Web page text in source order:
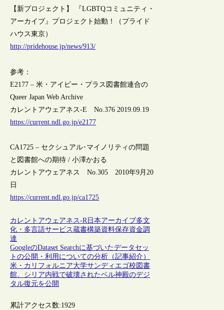
【新プロジェクト】 『LGBTQコミュニティ・
アーカイブ』プロジェクト始動！（プライド
ハウス東京）
http://pridehouse.jp/news/913/
参考：
E2177 – 米・アイビー・プラス図書館連合の
Queer Japan Web Archive
カレントアウェアネス-E No.376 2019.09.19
https://current.ndl.go.jp/e2177
CA1725 – セクシュアル･マイノリティの問題
と図書館への期待 / 小澤かおる
カレントアウェアネス No.305 2010年9月20
日
https://current.ndl.go.jp/ca1725
カレントアウェアネス-R日本アーカイブ多文
化・多言語サービス蔵書構築資料保存資金調
達
GoogleのDataset Searchに基づいたデータセッ
トの公開・利用についての分析（記事紹介）
米・カリフォルニア大学サンディエゴ校図書
館、シリア内戦で破壊されたベル神殿のデジ
タル復元を公開
累計アクセス数:1929